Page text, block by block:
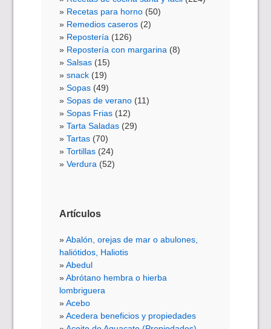
Recetas para horno (50)
Remedios caseros (2)
Repostería (126)
Repostería con margarina (8)
Salsas (15)
snack (19)
Sopas (49)
Sopas de verano (11)
Sopas Frias (12)
Tarta Saladas (29)
Tartas (70)
Tortillas (24)
Verdura (52)
Artículos
Abalón, orejas de mar o abulones,
haliótidos, Haliotis
Abedul
Abrótano hembra o hierba
lombriguera
Acebo
Acedera beneficios y propiedades